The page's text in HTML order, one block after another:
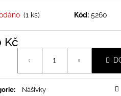
(1 ks) Kód: 5260
Kč
: Nášivky